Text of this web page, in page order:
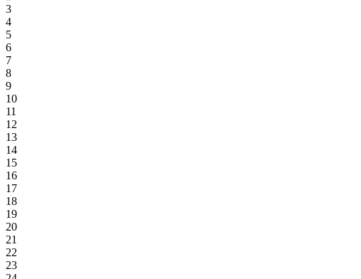
3
4
5
6
7
8
9
10
11
12
13
14
15
16
17
18
19
20
21
22
23